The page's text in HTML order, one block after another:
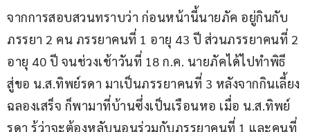
จากการสอบสวนทราบว่า ก่อนหน้านี้นายภัค อยู่กินกับ
ภรรยา 2 คน ภรรยาคนที่ 1 อายุ 43 ปี ส่วนภรรยาคนที่ 2
อายุ 40 ปี จนช่วงเช้าวันที่ 18 ก.ค. นายภัคได้ไปทำพิธี
สู่ขอ น.ส.ทิพย์รดา มาเป็นภรรยาคนที่ 3 หลังจากกินเลี้ยง
ฉลองเสร็จ ก็พามาที่บ้านซึ่งเป็นเรือนหอ เมื่อ น.ส.ทิพย์
รดา รู้ว่าจะต้องหลับนอนร่วมกับภรรยาคนที่ 1 และคนที่